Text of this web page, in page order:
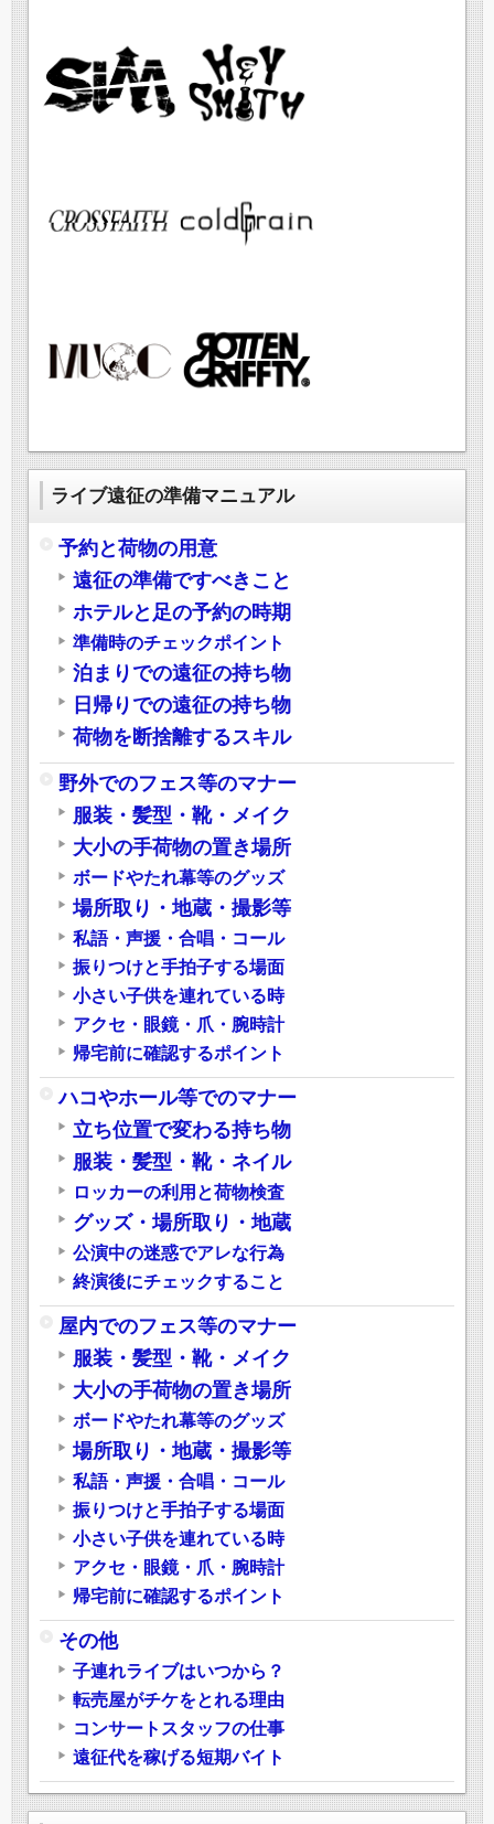
ライブ遠征の準備マニュアル
予約と荷物の用意
遠征の準備ですべきこと
ホテルと足の予約の時期
準備時のチェックポイント
泊まりでの遠征の持ち物
日帰りでの遠征の持ち物
荷物を断捨離するスキル
野外でのフェス等のマナー
服装・髪型・靴・メイク
大小の手荷物の置き場所
ボードやたれ幕等のグッズ
場所取り・地蔵・撮影等
私語・声援・合唱・コール
振りつけと手拍子する場面
小さい子供を連れている時
アクセ・眼鏡・爪・腕時計
帰宅前に確認するポイント
ハコやホール等でのマナー
立ち位置で変わる持ち物
服装・髪型・靴・ネイル
ロッカーの利用と荷物検査
グッズ・場所取り・地蔵
公演中の迷惑でアレな行為
終演後にチェックすること
屋内でのフェス等のマナー
服装・髪型・靴・メイク
大小の手荷物の置き場所
ボードやたれ幕等のグッズ
場所取り・地蔵・撮影等
私語・声援・合唱・コール
振りつけと手拍子する場面
小さい子供を連れている時
アクセ・眼鏡・爪・腕時計
帰宅前に確認するポイント
その他
子連れライブはいつから？
転売屋がチケをとれる理由
コンサートスタッフの仕事
遠征代を稼げる短期バイト